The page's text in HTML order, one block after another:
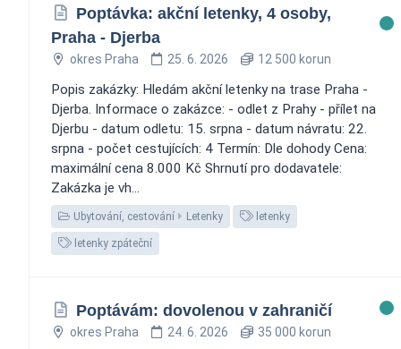
Poptávka: akční letenky, 4 osoby,
Praha - Djerba
okres Praha 25. 6. 2026 12 500 korun
Popis zakázky: Hledám akční letenky na trase Praha -
Djerba. Informace o zakázce: - odlet z Prahy - přílet na
Djerbu - datum odletu: 15. srpna - datum návratu: 22.
srpna - počet cestujících: 4 Termín: Dle dohody Cena:
maximální cena 8.000 Kč Shrnutí pro dodavatele:
Zakázka je vh...
Ubytování, cestování Letenky letenky
letenky zpáteční
Poptávám: dovolenou v zahraničí
okres Praha 24. 6. 2026 35 000 korun